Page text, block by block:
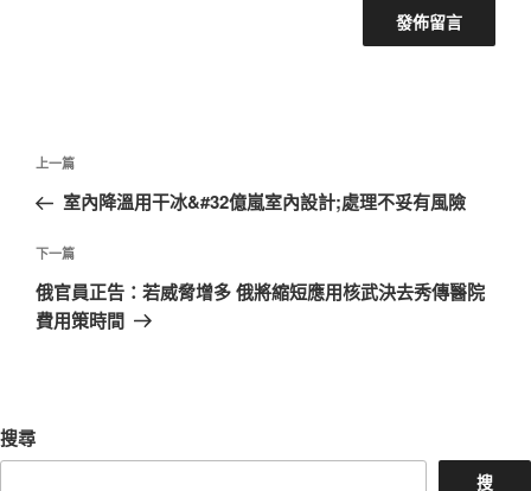
文
導
覽
上
一
文
章
上一篇
室內降溫用干冰&#32億嵐室內設計;處理不妥有風險
下
一
篇
下一篇
俄官員正告：若威脅增多 俄將縮短應用核武決去秀傳醫院
費用策時間
搜尋
搜